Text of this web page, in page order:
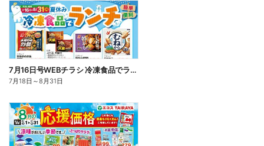
7月16日号WEBチラシ 冷凍食品でランチ
7月18日 ～8月31日